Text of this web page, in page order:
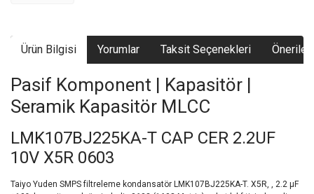
Ürün Bilgisi Yorumlar Taksit Seçenekleri
Pasif Komponent | Kapasitör |
Seramik Kapasitör MLCC
LMK107BJ225KA-T CAP CER 2.2UF
10V X5R 0603
Taiyo Yuden SMPS filtreleme kondansatör LMK107BJ225KA-T. X5R, , 2.2 µF